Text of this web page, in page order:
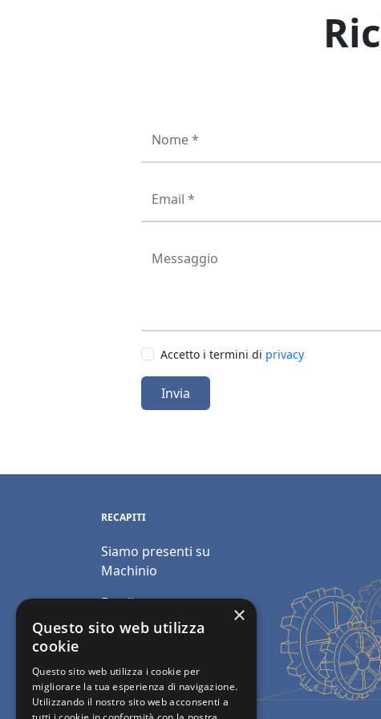
Nome *
Email *
Messaggio
Accetto i termini di privacy
Invia
RECAPITI
Siamo presenti su
Machinio
Email:
info@polimacchine.it
2067911
Mobile:+39 348 5110011
×
Questo sito web utilizza
cookie
Questo sito web utilizza i cookie per
migliorare la tua esperienza di navigazione.
Utilizzando il nostro sito web acconsenti a